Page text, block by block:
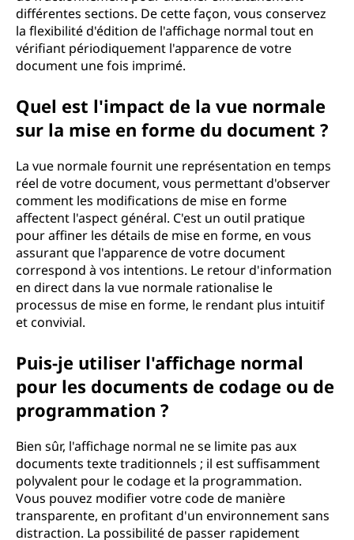
différentes sections. De cette façon, vous conservez
la flexibilité d'édition de l'affichage normal tout en
vérifiant périodiquement l'apparence de votre
document une fois imprimé.
Quel est l'impact de la vue normale
sur la mise en forme du document ?
La vue normale fournit une représentation en temps
réel de votre document, vous permettant d'observer
comment les modifications de mise en forme
affectent l'aspect général. C'est un outil pratique
pour affiner les détails de mise en forme, en vous
assurant que l'apparence de votre document
correspond à vos intentions. Le retour d'information
en direct dans la vue normale rationalise le
processus de mise en forme, le rendant plus intuitif
et convivial.
Puis-je utiliser l'affichage normal
pour les documents de codage ou de
programmation ?
Bien sûr, l'affichage normal ne se limite pas aux
documents texte traditionnels ; il est suffisamment
polyvalent pour le codage et la programmation.
Vous pouvez modifier votre code de manière
transparente, en profitant d'un environnement sans
distraction. La possibilité de passer rapidement